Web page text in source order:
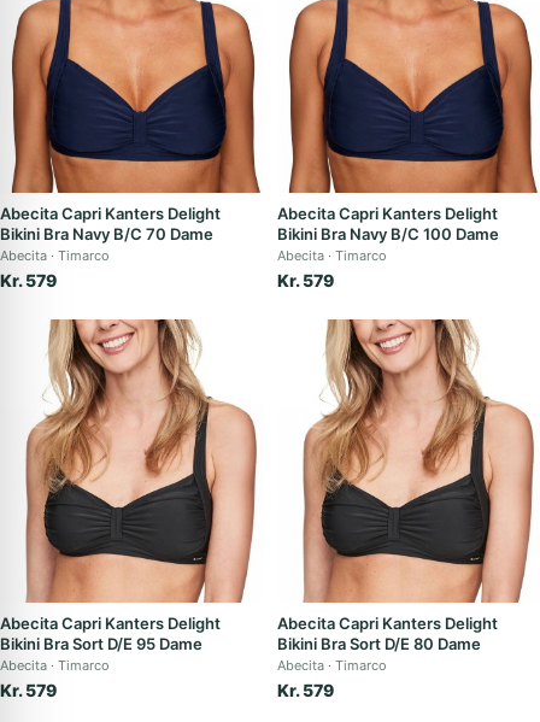
Abecita Capri Kanters Delight
Bikini Bra Navy B/C 70 Dame
Abecita Timarco
Kr. 579
Abecita Capri Kanters Delight
Bikini Bra Navy B/C 100 Dame
Abecita Timarco
Kr. 579
Abecita Capri Kanters Delight
Bikini Bra Sort D/E 95 Dame
Abecita Timarco
Kr. 579
Abecita Capri Kanters Delight
Bikini Bra Sort D/E 80 Dame
Abecita Timarco
Kr. 579